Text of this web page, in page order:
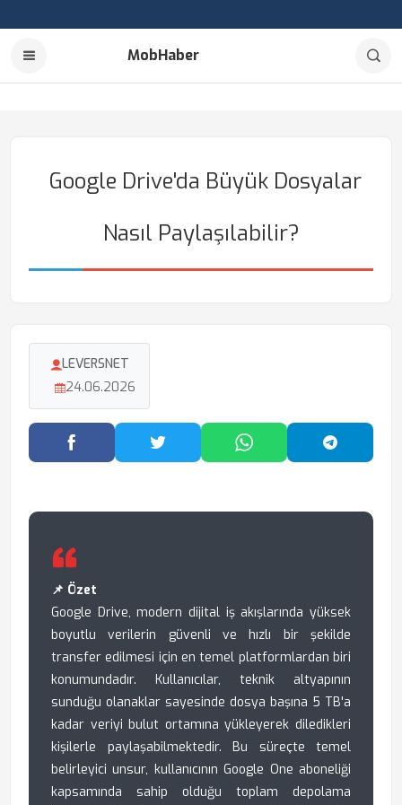
MobHaber
Google Drive'da Büyük Dosyalar
Nasıl Paylaşılabilir?
LEVERSNET
24.06.2026
Facebook'ta PaylaşTwitter'da PaylaşWhatsApp'ta Paylaş
📌 Özet
Google Drive, modern dijital iş akışlarında yüksek
boyutlu verilerin güvenli ve hızlı bir şekilde
transfer edilmesi için en temel platformlardan biri
konumundadır. Kullanıcılar, teknik altyapının
sunduğu olanaklar sayesinde dosya başına 5 TB'a
kadar veriyi bulut ortamına yükleyerek diledikleri
kişilerle paylaşabilmektedir. Bu süreçte temel
belirleyici unsur, kullanıcının Google One aboneliği
kapsamında sahip olduğu toplam depolama